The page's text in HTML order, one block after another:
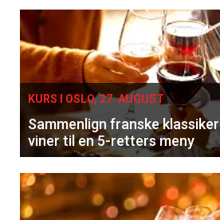
KURS I OSLO, 27. AUGUST
Sammenlign franske
viner til en 5-retters meny